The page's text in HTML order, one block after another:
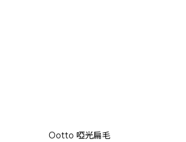
Ootto 啞光扁毛